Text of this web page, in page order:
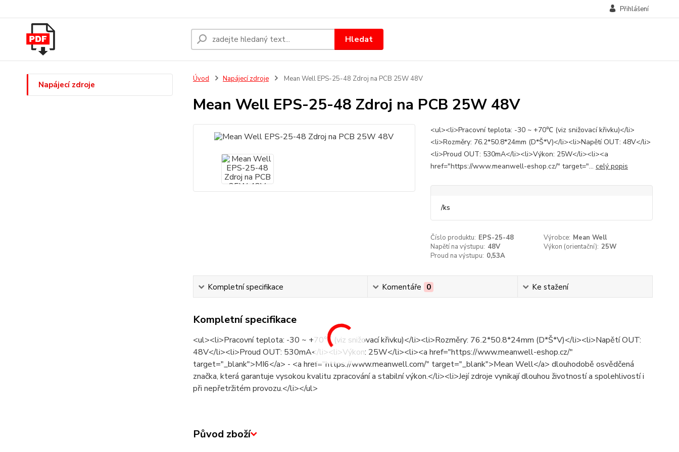
Přihlášení
Hledat
Napájecí zdroje
Úvod Napájecí zdroje Mean Well EPS-25-48 Zdroj na PCB 25W 48V
Mean Well EPS-25-48 Zdroj na PCB 25W 48V
<ul><li>Pracovní teplota: -30 ~ +70℃ (viz snižovací křivku)</li>
<li>Rozměry: 76.2*50.8*24mm (D*Š*V)</li><li>Napětí OUT: 48V</li>
<li>Proud OUT: 530mA</li><li>Výkon: 25W</li><li><a
href="https://www.meanwell-eshop.cz/" target="... celý popis
/ks
Číslo produktu: EPS-25-48 Výrobce: Mean Well
Napětí na výstupu: 48V Výkon (orientační­): 25W
Proud na výstupu: 0,53A
Kompletní specifikace Komentáře 0 Ke stažení
Kompletní specifikace
<ul><li>Pracovní teplota: -30 ~ +70℃ (viz snižovací křivku)</li><li>Rozměry: 76.2*50.8*24mm (D*Š*V)</li><li>Napětí OUT:
48V</li><li>Proud OUT: 530mA</li><li>Výkon: 25W</li><li><a href="https://www.meanwell-eshop.cz/"
target="_blank">MI6</a> - <a href="https://www.meanwell.com/" target="_blank">Mean Well</a> dlouhodobě osvědčená
značka, která garantuje vysokou kvalitu zpracování a stabilní výkon.</li><li>Její zdroje vynikají dlouhou životností a spolehlivostí i
při nepřetržitém provozu.</li></ul>
Původ zboží